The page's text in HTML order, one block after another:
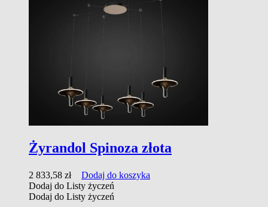
Żyrandol Spinoza złota
2 833,58 zł
Dodaj do koszyka
Dodaj do Listy życzeń
Dodaj do Listy życzeń